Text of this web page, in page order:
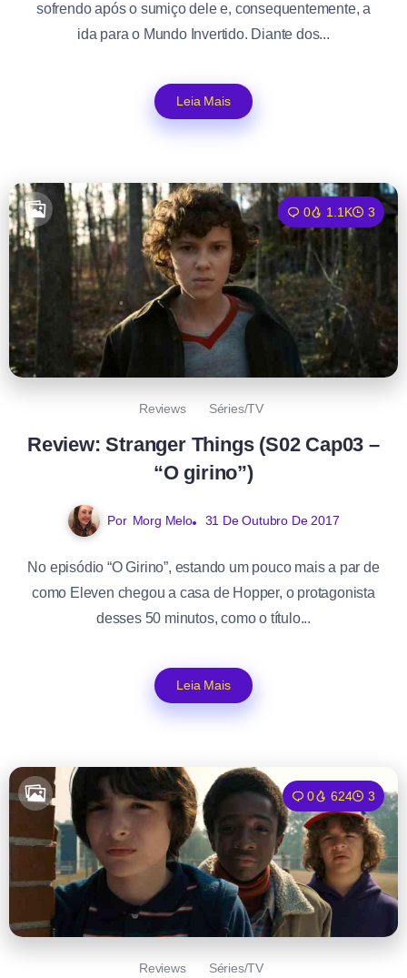
sofrendo após o sumiço dele e, consequentemente, a
ida para o Mundo Invertido. Diante dos...
Leia Mais
0 1.1K 3
Reviews Séries/TV
Review: Stranger Things (S02 Cap03 –
“O girino”)
Por Morg Melo 31 De Outubro De 2017
No episódio “O Girino”, estando um pouco mais a par de
como Eleven chegou a casa de Hopper, o protagonista
desses 50 minutos, como o título...
Leia Mais
0 624 3
Reviews Séries/TV